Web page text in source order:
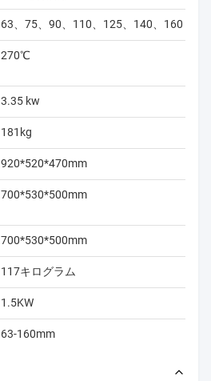
63、75、90、110、125、140、160
270℃
3.35 kw
181kg
920*520*470mm
700*530*500mm
700*530*500mm
117キログラム
1.5KW
63-160mm